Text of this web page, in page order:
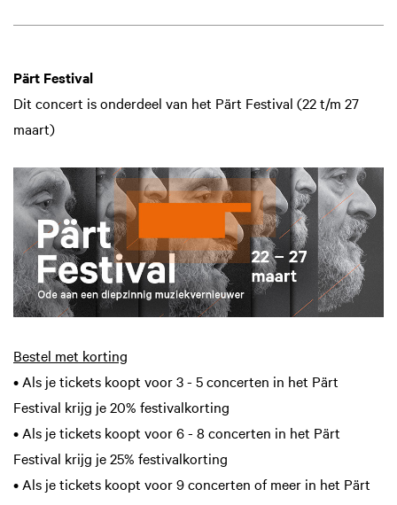
Pärt Festival
Dit concert is onderdeel van het Pärt Festival (22 t/m 27
maart)
Bestel met korting
• Als je tickets koopt voor 3 - 5 concerten in het Pärt
Festival krijg je 20% festivalkorting
• Als je tickets koopt voor 6 - 8 concerten in het Pärt
Festival krijg je 25% festivalkorting
• Als je tickets koopt voor 9 concerten of meer in het Pärt